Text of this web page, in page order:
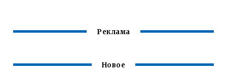
Реклама
Новое